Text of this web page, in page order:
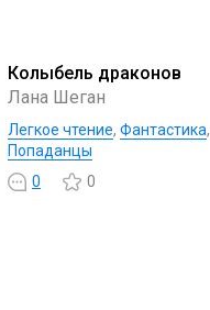
Колыбель драконов
Лана Шеган
Легкое чтение, Фантастика,
Попаданцы
0
0